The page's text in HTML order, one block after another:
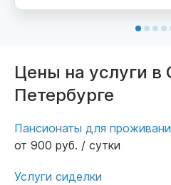
Цены на услуги в
Петербурге
Пансионаты для
от 900 руб. / сутки
Услуги сиделки